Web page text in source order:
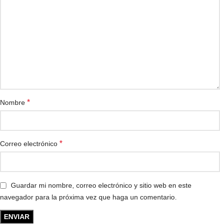
Nombre *
Correo electrónico *
Guardar mi nombre, correo electrónico y sitio web en este
navegador para la próxima vez que haga un comentario.